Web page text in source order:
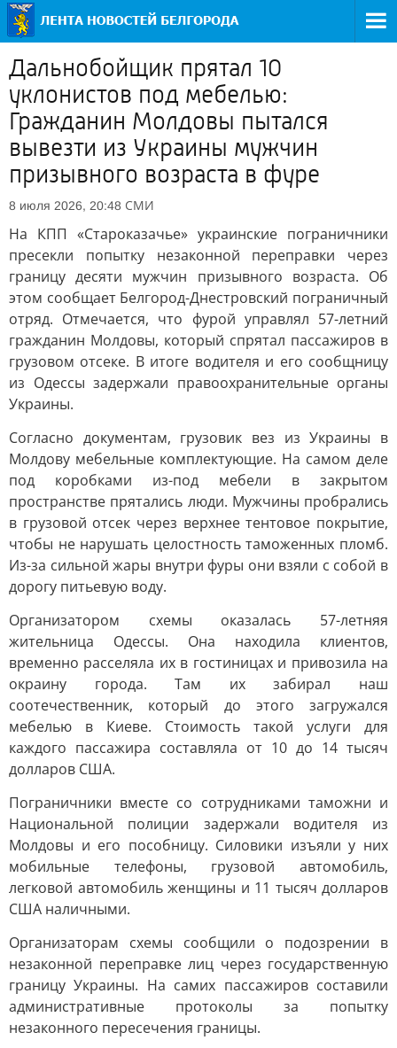
Дальнобойщик прятал 10
уклонистов под мебелью:
Гражданин Молдовы пытался
вывезти из Украины мужчин
призывного возраста в фуре
8 июля 2026, 20:48 СМИ
На КПП «Староказачье» украинские пограничники
пресекли попытку незаконной переправки через
границу десяти мужчин призывного возраста. Об
этом сообщает Белгород-Днестровский пограничный
отряд. Отмечается, что фурой управлял 57-летний
гражданин Молдовы, который спрятал пассажиров в
грузовом отсеке. В итоге водителя и его сообщницу
из Одессы задержали правоохранительные органы
Украины.
Согласно документам, грузовик вез из Украины в
Молдову мебельные комплектующие. На самом деле
под коробками из-под мебели в закрытом
пространстве прятались люди. Мужчины пробрались
в грузовой отсек через верхнее тентовое покрытие,
чтобы не нарушать целостность таможенных пломб.
Из-за сильной жары внутри фуры они взяли с собой в
дорогу питьевую воду.
Организатором схемы оказалась 57-летняя
жительница Одессы. Она находила клиентов,
временно расселяла их в гостиницах и привозила на
окраину города. Там их забирал наш
соотечественник, который до этого загружался
мебелью в Киеве. Стоимость такой услуги для
каждого пассажира составляла от 10 до 14 тысяч
долларов США.
Пограничники вместе со сотрудниками таможни и
Национальной полиции задержали водителя из
Молдовы и его пособницу. Силовики изъяли у них
мобильные телефоны, грузовой автомобиль,
легковой автомобиль женщины и 11 тысяч долларов
США наличными.
Организаторам схемы сообщили о подозрении в
незаконной переправке лиц через государственную
границу Украины. На самих пассажиров составили
административные протоколы за попытку
незаконного пересечения границы.